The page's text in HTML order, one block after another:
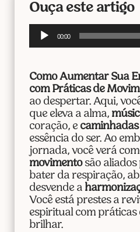
Ouça este artigo
Tocador
00:00
Como Aumentar Sua
com Práticas de
ao despertar. Aqui,
que eleva a alma,
coração, e caminhadas
essência do ser. Ao
jornada, você verá
movimentosão aliados
bater da respiração,
desvende a
Você está prestes a
espiritual com práticas
brilhar.